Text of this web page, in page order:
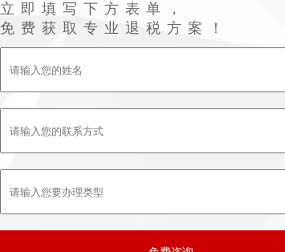
立即填写下方表单，
免费获取专业退税方案！